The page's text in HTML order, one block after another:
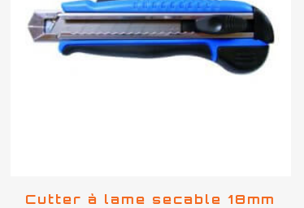
Cutter à lame secable 18mm